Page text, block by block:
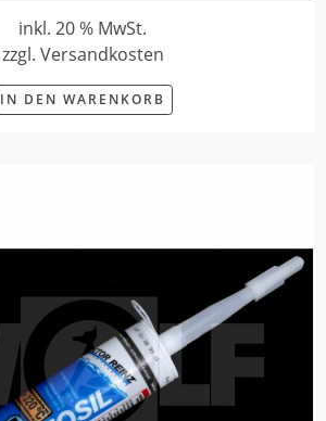
inkl. 20 % MwSt.
zzgl. Versandkosten
IN DEN WARENKORB